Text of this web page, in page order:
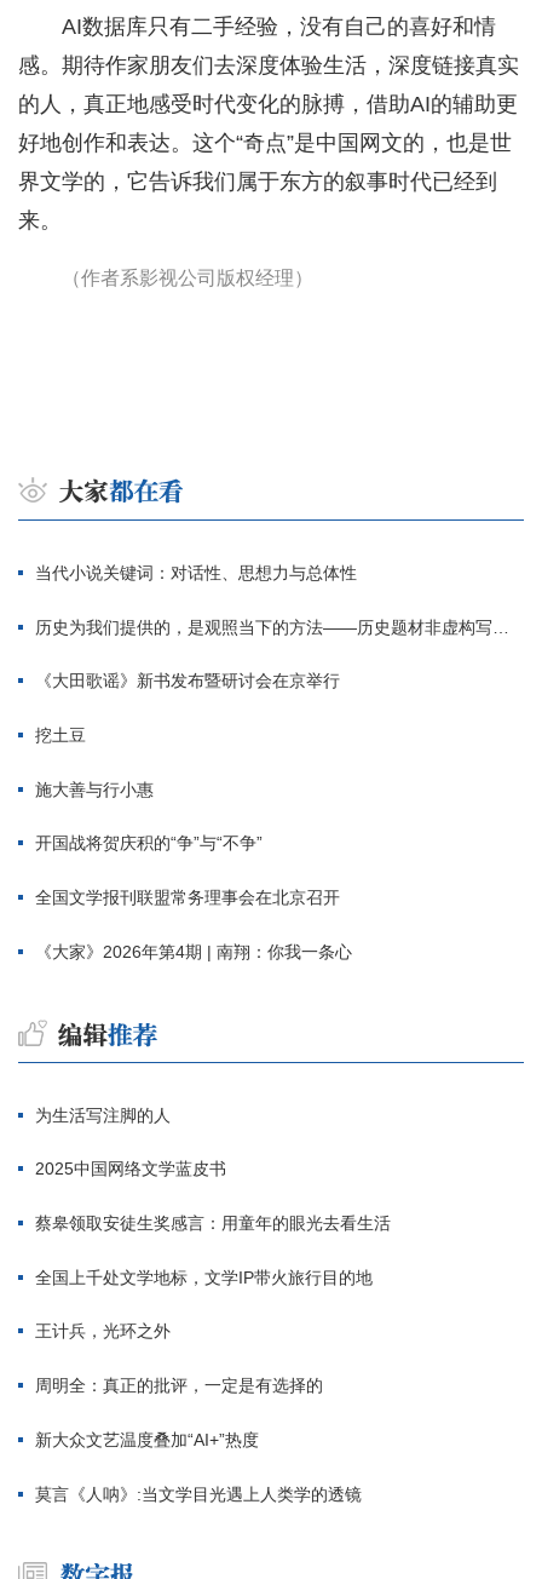
AI数据库只有二手经验，没有自己的喜好和情
感。期待作家朋友们去深度体验生活，深度链接真实
的人，真正地感受时代变化的脉搏，借助AI的辅助更
好地创作和表达。这个“奇点”是中国网文的，也是世
界文学的，它告诉我们属于东方的叙事时代已经到
来。
（作者系影视公司版权经理）
当代小说关键词：对话性、思想力与总体性
历史为我们提供的，是观照当下的方法——历史题材非虚构写作多人谈
《大田歌谣》新书发布暨研讨会在京举行
挖土豆
施大善与行小惠
开国战将贺庆积的“争”与“不争”
全国文学报刊联盟常务理事会在北京召开
《大家》2026年第4期 | 南翔：你我一条心
为生活写注脚的人
2025中国网络文学蓝皮书
蔡皋领取安徒生奖感言：用童年的眼光去看生活
全国上千处文学地标，文学IP带火旅行目的地
王计兵，光环之外
周明全：真正的批评，一定是有选择的
新大众文艺温度叠加“AI+”热度
莫言《人呐》:当文学目光遇上人类学的透镜